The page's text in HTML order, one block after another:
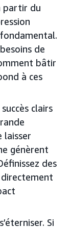
partir du
fondamental.
de
bâtir
à ces
clairs
laisser
génèrent
des
Si